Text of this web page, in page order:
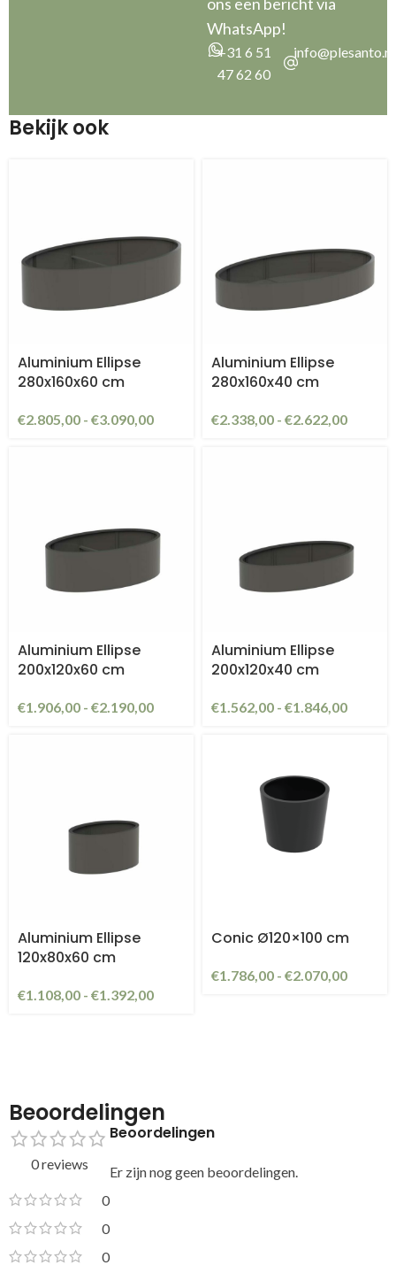
WhatsApp!
+31 6 51
47 62 60
info@plesanto.nl
Bekijk ook
Aluminium Ellipse
280x160x60 cm
€2.805,00 - €3.090,00
Aluminium Ellipse
280x160x40 cm
€2.338,00 - €2.622,00
Aluminium Ellipse
200x120x60 cm
€1.906,00 - €2.190,00
Aluminium Ellipse
200x120x40 cm
€1.562,00 - €1.846,00
Aluminium Ellipse
120x80x60 cm
€1.108,00 - €1.392,00
Conic Ø120×100 cm
€1.786,00 - €2.070,00
Beoordelingen
0 reviews
0
0
0
Beoordelingen
Er zijn nog geen beoordelingen.